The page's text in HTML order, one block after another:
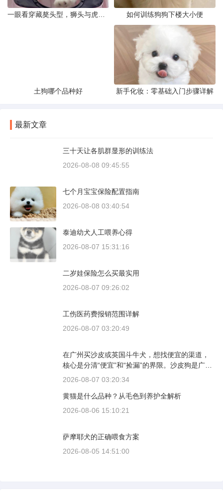
如何训练狗狗下楼大小便
土狗哪个品种好 新手化妆：零基础入门步骤详解
最新文章
三十天让各肌群显形的训练法
2026-08-08 09:45:55
七个月宝宝保险配置指南
2026-08-08 03:40:54
泰迪幼犬人工喂养心得
2026-08-07 15:31:16
二岁娃保险怎么买最实用
2026-08-07 09:26:02
工伤医药费报销范围详解
2026-08-07 03:20:49
在广州买沙皮或英国斗牛犬，想找便宜的渠道，
核心是分清“便宜”和“捡漏”的界限。沙皮狗是广东
本地犬种，价格比北方城市有优势；英国斗牛犬
方和真实价格区间。
2026-08-07 03:20:34
黄猫是什么品种？从毛色到养护全解析
2026-08-06 15:10:21
萨摩耶犬的正确喂食方案
2026-08-05 14:51:00